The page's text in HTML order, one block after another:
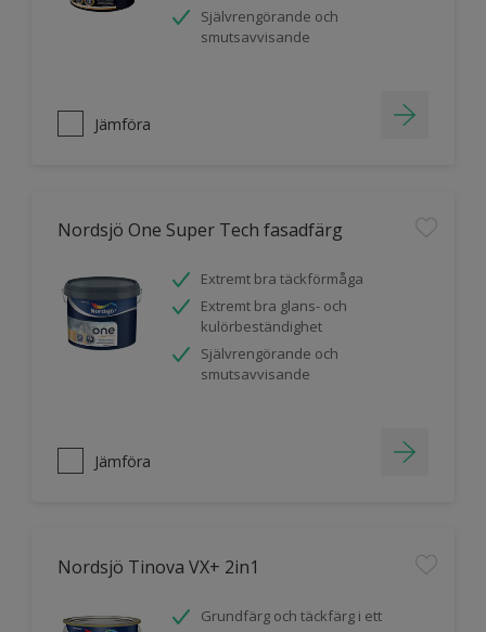
Självrengörande och
smutsavvisande
Jämföra
Nordsjö One Super Tech fasadfärg
Extremt bra täckförmåga
Extremt bra glans- och
kulörbeständighet
Självrengörande och
smutsavvisande
Jämföra
Nordsjö Tinova VX+ 2in1
Grundfärg och täckfärg i ett